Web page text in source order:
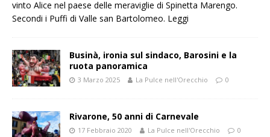
vinto Alice nel paese delle meraviglie di Spinetta Marengo.
Secondi i Puffi di Valle san Bartolomeo. Leggi
Businà, ironia sul sindaco, Barosini e la
ruota panoramica
3 Marzo 2025 La Pulce nell'Orecchio 0
Rivarone, 50 anni di Carnevale
17 Febbraio 2020 La Pulce nell'Orecchio 0